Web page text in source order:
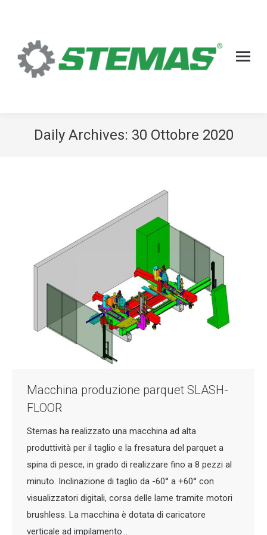
Daily Archives: 30 Ottobre 2020
Macchina produzione parquet SLASH-
FLOOR
Stemas ha realizzato una macchina ad alta
produttività per il taglio e la fresatura del parquet a
spina di pesce, in grado di realizzare fino a 8 pezzi al
minuto. Inclinazione di taglio da -60° a +60° con
visualizzatori digitali, corsa delle lame tramite motori
brushless. La macchina è dotata di caricatore
verticale ad impilamento…